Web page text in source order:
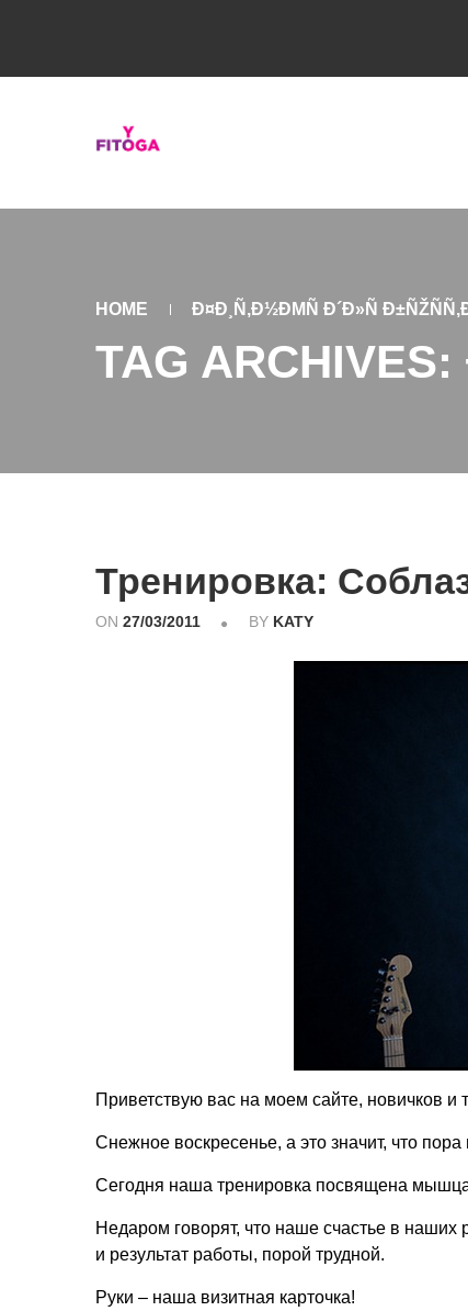
HOME Ð¤Ð¸Ñ‚Ð½ÐΜÑ Ð´Ð»Ñ
TAG ARCHIVES:
Тренировка:
ON 27/03/2011 BY KATY
Приветствую вас на моем сайте, новичков и
Снежное воскресенье, а это значит, что
Сегодня наша тренировка посвящена
Недаром говорят, что наше счастье в наших
и результат работы, порой трудной.
Руки – наша визитная карточка!